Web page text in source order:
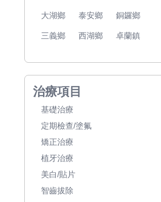
大湖鄉 泰安鄉 銅鑼鄉
三義鄉 西湖鄉 卓蘭鎮
治療項目
基礎治療
定期檢查/塗氟
矯正治療
植牙治療
美白/貼片
智齒拔除